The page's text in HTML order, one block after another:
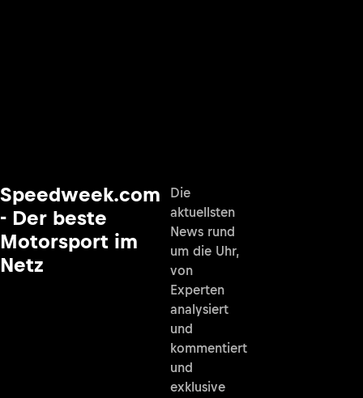
Speedweek.com
- Der beste
Motorsport im
Netz
Die
aktuellsten
News rund
um die Uhr,
von
Experten
analysiert
und
kommentiert
und
exklusive